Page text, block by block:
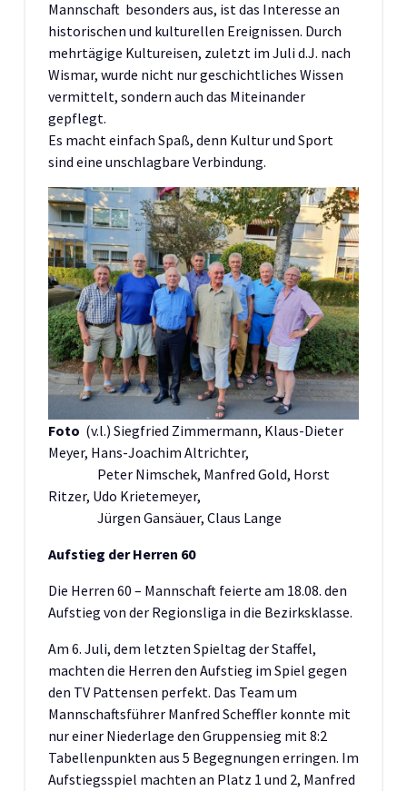
Mannschaft besonders aus, ist das Interesse an
historischen und kulturellen Ereignissen. Durch
mehrtägige Kultureisen, zuletzt im Juli d.J. nach
Wismar, wurde nicht nur geschichtliches Wissen
vermittelt, sondern auch das Miteinander
gepflegt.
Es macht einfach Spaß, denn Kultur und Sport
sind eine unschlagbare Verbindung.
Foto (v.l.) Siegfried Zimmermann, Klaus-Dieter
Meyer, Hans-Joachim Altrichter,
Peter Nimschek, Manfred Gold, Horst
Ritzer, Udo Krietemeyer,
Jürgen Gansäuer, Claus Lange
Aufstieg der Herren 60
Die Herren 60 – Mannschaft feierte am 18.08. den
Aufstieg von der Regionsliga in die Bezirksklasse.
Am 6. Juli, dem letzten Spieltag der Staffel,
machten die Herren den Aufstieg im Spiel gegen
den TV Pattensen perfekt. Das Team um
Mannschaftsführer Manfred Scheffler konnte mit
nur einer Niederlage den Gruppensieg mit 8:2
Tabellenpunkten aus 5 Begegnungen erringen. Im
Aufstiegsspiel machten an Platz 1 und 2, Manfred